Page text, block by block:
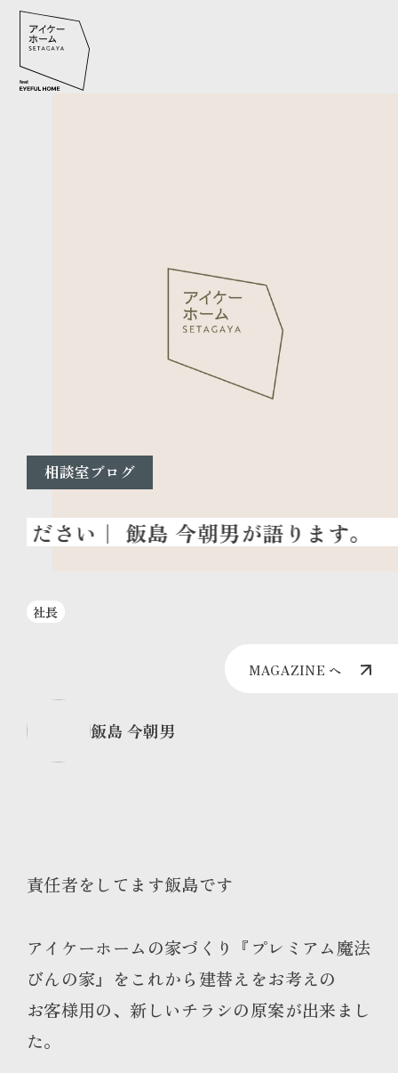
相談室ブログ
社長
MAGAZINE へ
飯島 今朝男
責任者をしてます飯島です
アイケーホームの家づくり『プレミアム魔法
びんの家』をこれから建替えをお考えの
お客様用の、新しいチラシの原案が出来まし
た。